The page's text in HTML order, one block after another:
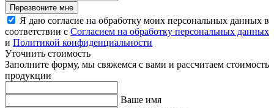
Перезвоните мне
Я даю согласие на обработку моих персональных данных в
соответствии с Согласием на обработку персональных данных
и Политикой конфиденциальности
Уточнить стоимость
Заполните форму, мы свяжемся с вами и рассчитаем стоимость
продукции
Ваше имя